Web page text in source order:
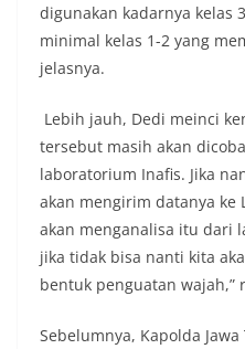
digunakan kadarnya kelas
minimal kelas 1-2 yang
jelasnya.
Lebih jauh, Dedi meinci
tersebut masih akan
laboratorium Inafis. Jika
akan mengirim datanya ke
akan menganalisa itu dari
jika tidak bisa nanti kita
bentuk penguatan wajah,”
Sebelumnya, Kapolda